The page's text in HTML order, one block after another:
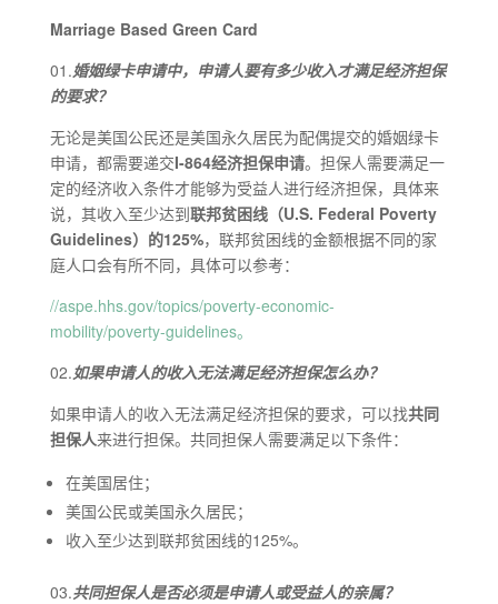
Marriage Based Green Card
01.婚姻绿卡申请中，申请人要有多少收入才满足经济担保
的要求？
无论是美国公民还是美国永久居民为配偶提交的婚姻绿卡
申请，都需要递交I-864经济担保申请。担保人需要满足一
定的经济收入条件才能够为受益人进行经济担保，具体来
说，其收入至少达到联邦贫困线（U.S. Federal Poverty
Guidelines）的125%，联邦贫困线的金额根据不同的家
庭人口会有所不同，具体可以参考：
//aspe.hhs.gov/topics/poverty-economic-
mobility/poverty-guidelines。
02.如果申请人的收入无法满足经济担保怎么办？
如果申请人的收入无法满足经济担保的要求，可以找共同
担保人来进行担保。共同担保人需要满足以下条件：
在美国居住；
美国公民或美国永久居民；
收入至少达到联邦贫困线的125%。
03.共同担保人是否必须是申请人或受益人的亲属？